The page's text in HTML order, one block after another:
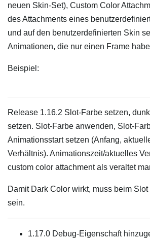
neuen Skin-Set), Custom Color
des Attachments eines
und auf den benutzerdefinierten Skin
Animationen, die nur einen Frame
Beispiel:
Release 1.16.2 Slot-Farbe setzen,
setzen. Slot-Farbe anwenden, Slot-
Animationsstart setzen (Anfang,
Verhältnis). Animationszeit/aktuelles
custom color attachment als veraltet
Damit Dark Color wirkt, muss beim
sein.
1.17.0 Debug-Eigenschaft